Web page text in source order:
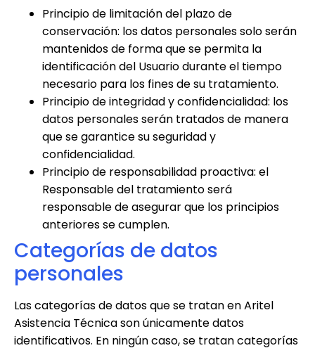
Principio de limitación del plazo de
conservación: los datos personales solo serán
mantenidos de forma que se permita la
identificación del Usuario durante el tiempo
necesario para los fines de su tratamiento.
Principio de integridad y confidencialidad: los
datos personales serán tratados de manera
que se garantice su seguridad y
confidencialidad.
Principio de responsabilidad proactiva: el
Responsable del tratamiento será
responsable de asegurar que los principios
anteriores se cumplen.
Categorías de datos
personales
Las categorías de datos que se tratan enAritel
Asistencia Técnicason únicamente datos
identificativos. En ningún caso, se tratan categorías